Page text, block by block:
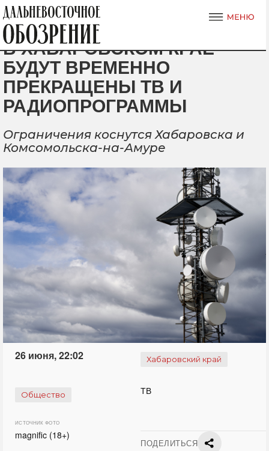
В ХАБАРОВСКОМ КРАЕ
БУДУТ ВРЕМЕННО
ПРЕКРАЩЕНЫ ТВ И
РАДИОПРОГРАММЫ
Ограничения коснутся Хабаровска и
Комсомольска-на-Амуре
26 июня, 22:02 Хабаровский край
Общество ТВ
ИСТОЧНИК ФОТО
magnific (18+)
ПОДЕЛИТЬСЯ